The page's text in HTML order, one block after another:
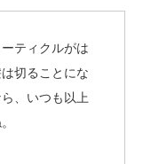
ティクルがは
切ることにな
、いつも以上